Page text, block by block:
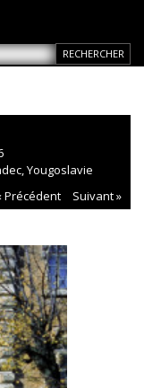
Yougoslavie
Précédent
Suivant »